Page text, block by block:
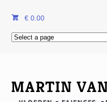
€ 0.00